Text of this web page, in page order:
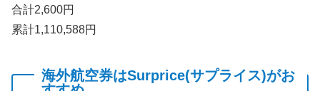
合計2,600円
累計1,110,588円
海外航空券はSurprice(サプライス)がお